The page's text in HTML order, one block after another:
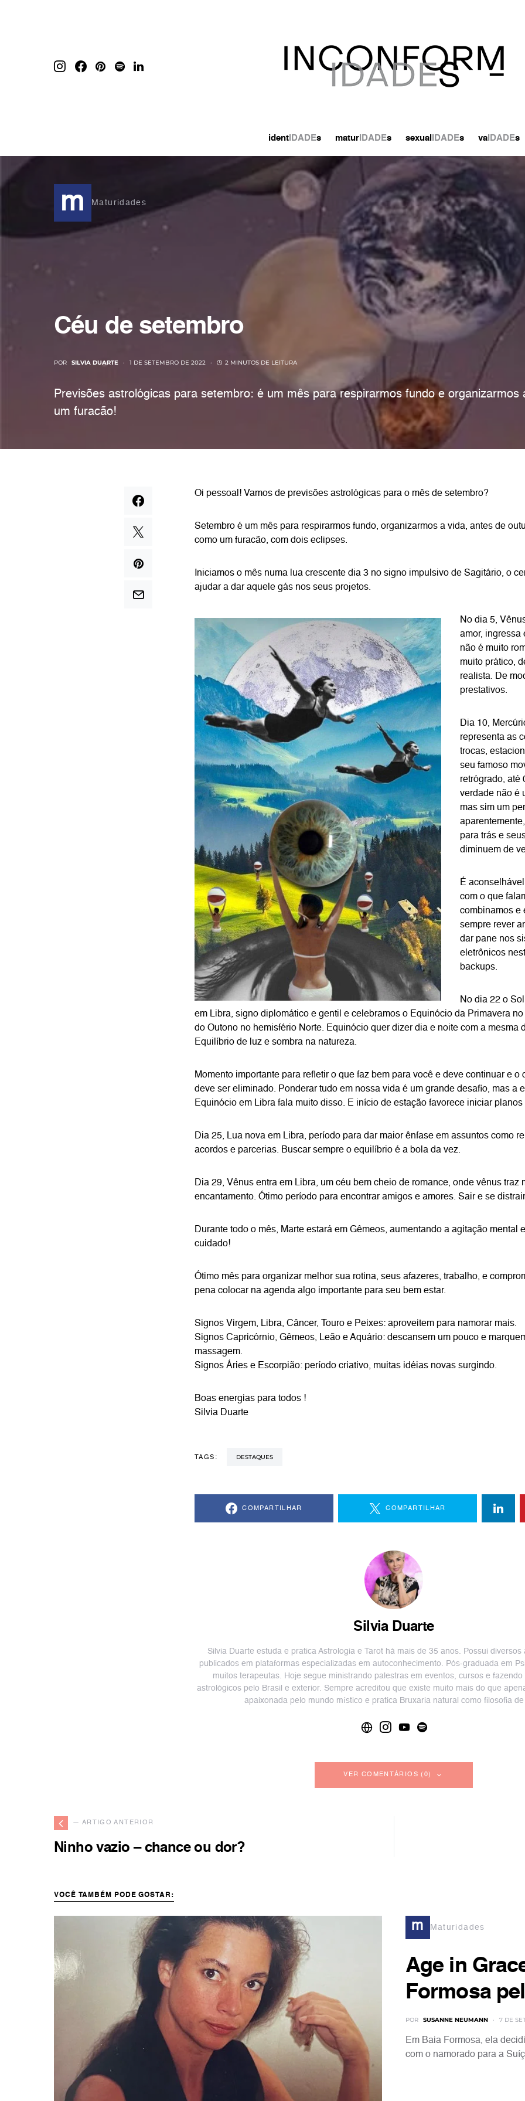
identIDADEs maturIDADEs sexual IDADEs vaIDADEs
m Maturidades
Céu de setembro
POR SILVIA DUARTE 1 DE SETEMBRO DE 2022 2 MINUTOS DE LEITURA
Previsões astrológicas para setembro: é um mês para respirarmos fundo e
um furacão!
Oi pessoal! Vamos de previsões astrológicas para o mês de setembro?
Setembro é um mês para respirarmos fundo, organizarmos a vida, antes de
como um furacão, com dois eclipses.
Iniciamos o mês numa lua crescente dia 3 no signo impulsivo de Sagitário, o
ajudar a dar aquele gás nos seus projetos.
No dia 5,
amor, ingressa
não é muito
muito prático,
realista. De
prestativos.
Dia 10,
representa as
trocas,
seu famoso
retrógrado, até
verdade não é
mas sim um
para trás e
diminuem de
É
com o que
combinamos e
sempre rever
dar pane nos
eletrônicos
backups.
No dia 22 o
em Libra, signo diplomático e gentil e celebramos o Equinócio da Primavera
do Outono no hemisfério Norte. Equinócio quer dizer dia e noite com a mesma
Equilíbrio de luz e sombra na natureza.
Momento importante para refletir o que faz bem para você e deve continuar e o
deve ser eliminado. Ponderar tudo em nossa vida é um grande desafio, mas a
Equinócio em Libra fala muito disso. E início de estação favorece iniciar planos
Dia 25, Lua nova em Libra, período para dar maior ênfase em assuntos como
acordos e parcerias. Buscar sempre o equilíbrio é a bola da vez.
Dia 29, Vênus entra em Libra, um céu bem cheio de romance, onde vênus traz
encantamento. Ótimo período para encontrar amigos e amores. Sair e se
Durante todo o mês, Marte estará em Gêmeos, aumentando a agitação mental
cuidado!
Ótimo mês para organizar melhor sua rotina, seus afazeres, trabalho, e
pena colocar na agenda algo importante para seu bem estar.
Signos Virgem, Libra, Câncer, Touro e Peixes: aproveitem para namorar mais.
Signos Capricórnio, Gêmeos, Leão e Aquário: descansem um pouco e
massagem.
Signos Áries e Escorpião: período criativo, muitas idéias novas surgindo.
Boas energias para todos !
Silvia Duarte
TAGS: DESTAQUES
COMPARTILHAR COMPARTILHAR
Silvia Duarte
Silvia Duarte estuda e pratica Astrologia e Tarot há mais de 35 anos. Possui diversos
publicados em plataformas especializadas em autoconhecimento. Pós-graduada em
muitos terapeutas. Hoje segue ministrando palestras em eventos, cursos e fazendo
astrológicos pelo Brasil e exterior. Sempre acreditou que existe muito mais do que
apaixonada pelo mundo místico e pratica Bruxaria natural como filosofia de
VER COMENTÁRIOS (0)
— ARTIGO ANTERIOR
Ninho vazio – chance ou dor?
VOCÊ TAMBÉM PODE GOSTAR:
m Maturidades
Age in
Formosa
POR SUSANNE NEUMANN 7 DE
Em Baia Formosa, ela
com o namorado para a